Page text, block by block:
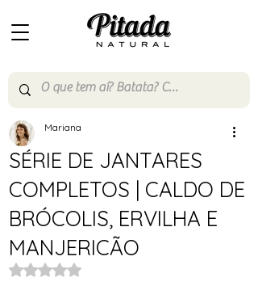
SÉRIE DE JANTARES
COMPLETOS | CALDO DE
BRÓCOLIS, ERVILHA E
MANJERICÃO
Mariana
Avaliado com NaN de 5 estrelas.